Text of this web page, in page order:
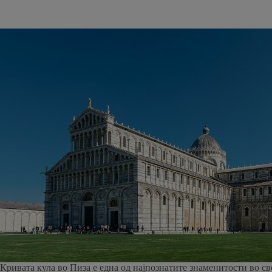
Кривата кула во Пиза е една од најпознатите знаменитости во